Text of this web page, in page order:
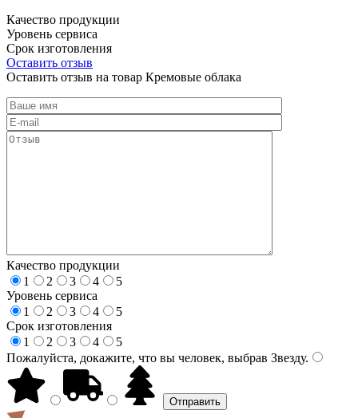
Качество продукции
Уровень сервиса
Срок изготовления
Оставить отзыв
Оставить отзыв на товар Кремовые облака
Качество продукции
1
2 3 4
5
Уровень сервиса
1
2 3 4
5
Срок изготовления
1
2 3 4
5
Пожалуйста, докажите, что вы человек, выбрав Звезду.